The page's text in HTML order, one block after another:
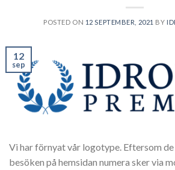
POSTED ON 12 SEPTEMBER, 2021 BY
12
sep
Vi har förnyat vår logotype. Eftersom
besöken på hemsidan numera sker via